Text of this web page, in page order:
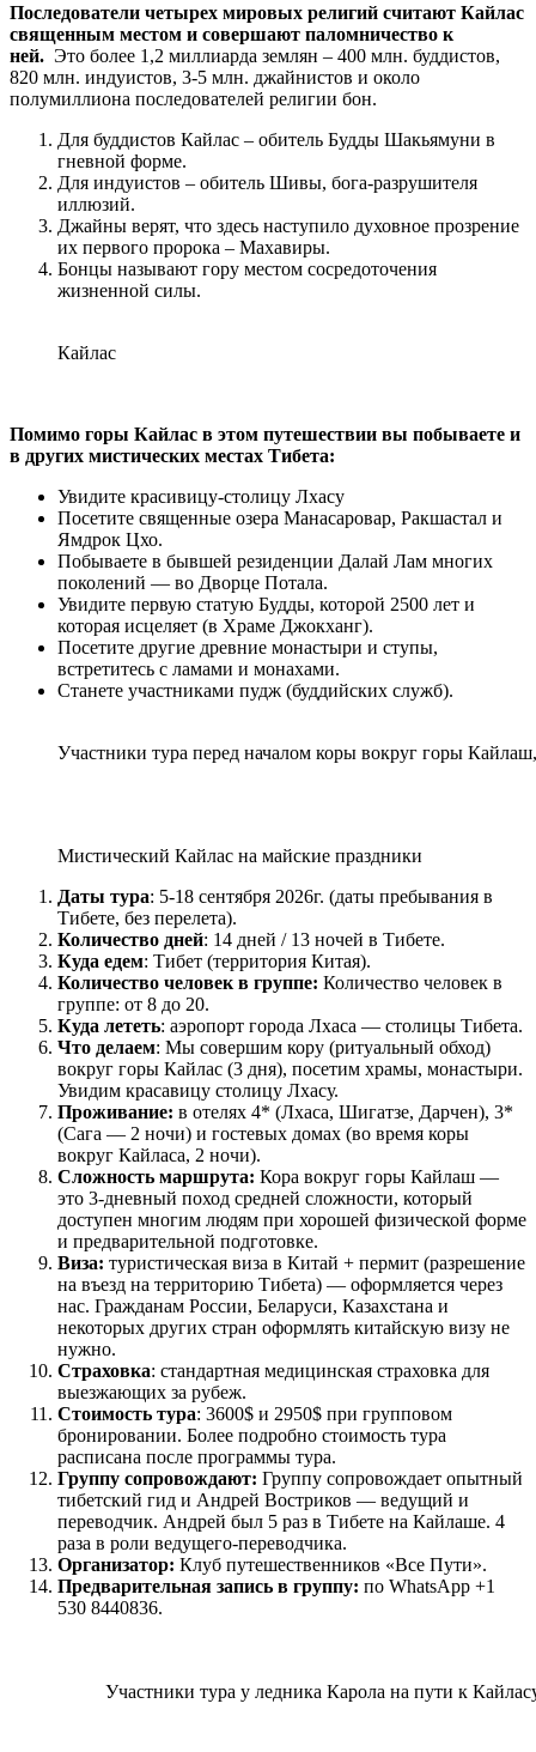
Последователи четырех мировых религий считают Кайлас
священным местом и совершают паломничество к
ней. Это более 1,2 миллиарда землян – 400 млн. буддистов,
820 млн. индуистов, 3-5 млн. джайнистов и около
полумиллиона последователей религии бон.
Для буддистов Кайлас – обитель Будды Шакьямуни в
гневной форме.
Для индуистов – обитель Шивы, бога-разрушителя
иллюзий.
Джайны верят, что здесь наступило духовное прозрение
их первого пророка – Махавиры.
Бонцы называют гору местом сосредоточения
жизненной силы.
Кайлас
Помимо горы Кайлас в этом путешествии вы побываете и
в других мистических местах Тибета:
Увидите красивицу-столицу Лхасу
Посетите священные озера Манасаровар, Ракшастал и
Ямдрок Цхо.
Побываете в бывшей резиденции Далай Лам многих
поколений — во Дворце Потала.
Увидите первую статую Будды, которой 2500 лет и
которая исцеляет (в Храме Джокханг).
Посетите другие древние монастыри и ступы,
встретитесь с ламами и монахами.
Станете участниками пудж (буддийских служб).
Участники тура перед началом коры вокруг горы
Мистический Кайлас на майские праздники
Даты тура: 5-18 сентября 2026г. (даты пребывания в
Тибете, без перелета).
Количество дней: 14 дней / 13 ночей в Тибете.
Куда едем: Тибет (территория Китая).
Количество человек в группе: Количество человек в
группе: от 8 до 20.
Куда лететь: аэропорт города Лхаса — столицы Тибета.
Что делаем: Мы совершим кору (ритуальный обход)
вокруг горы Кайлас (3 дня), посетим храмы, монастыри.
Увидим красавицу столицу Лхасу.
Проживание: в отелях 4* (Лхаса, Шигатзе, Дарчен), 3*
(Сага — 2 ночи) и гостевых домах (во время коры
вокруг Кайласа, 2 ночи).
Сложность маршрута: Кора вокруг горы Кайлаш —
это 3-дневный поход средней сложности, который
доступен многим людям при хорошей физической форме
и предварительной подготовке.
Виза: туристическая виза в Китай + пермит (разрешение
на въезд на территорию Тибета) — оформляется через
нас. Гражданам России, Беларуси, Казахстана и
некоторых других стран оформлять китайскую визу не
нужно.
Страховка: стандартная медицинская страховка для
выезжающих за рубеж.
Стоимость тура: 3600$ и 2950$ при групповом
бронировании. Более подробно стоимость тура
расписана после программы тура.
Группу сопровождают: Группу сопровождает опытный
тибетский гид и Андрей Востриков — ведущий и
переводчик. Андрей был 5 раз в Тибете на Кайлаше. 4
раза в роли ведущего-переводчика.
Организатор: Клуб путешественников «Все Пути».
Предварительная запись в группу: по WhatsApp +1
530 8440836.
Участники тура у ледника Карола на пути к